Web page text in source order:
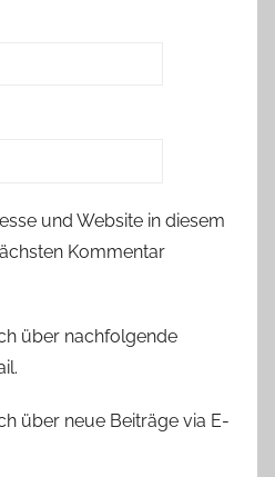
und Website in diesem
Kommentar
über nachfolgende
über neue Beiträge via E-